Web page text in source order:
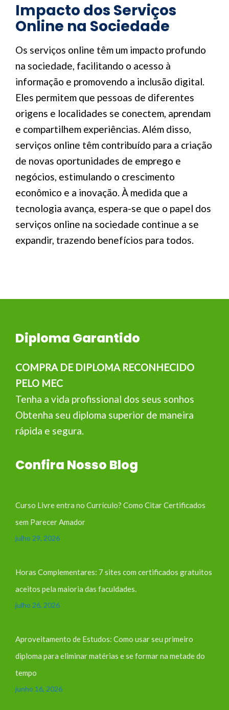
Impacto dos Serviços
Online na Sociedade
Os serviços online têm um impacto profundo
na sociedade, facilitando o acesso à
informação e promovendo a inclusão digital.
Eles permitem que pessoas de diferentes
origens e localidades se conectem, aprendam
e compartilhem experiências. Além disso,
serviços online têm contribuído para a criação
de novas oportunidades de emprego e
negócios, estimulando o crescimento
econômico e a inovação. À medida que a
tecnologia avança, espera-se que o papel dos
serviços online na sociedade continue a se
expandir, trazendo benefícios para todos.
Diploma Garantido
COMPRA DE DIPLOMA RECONHECIDO
PELO MEC
Tenha a vida profissional dos seus sonhos
Obtenha seu diploma superior de maneira
rápida e segura.
Confira Nosso Blog
Curso Livre entra no Currículo? Como Citar Certificados
sem Parecer Amador
julho 29, 2026
Horas Complementares: 7 sites com certificados gratuitos
aceitos pela maioria das faculdades.
julho 26, 2026
Aproveitamento de Estudos: Como usar seu primeiro
diploma para eliminar matérias e se formar na metade do
tempo
junho 16, 2026